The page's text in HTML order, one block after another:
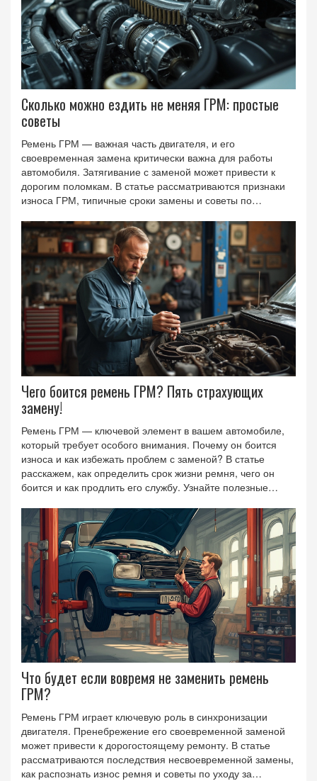
Сколько можно ездить не меняя ГРМ: простые
советы
Ремень ГРМ — важная часть двигателя, и его
своевременная замена критически важна для работы
автомобиля. Затягивание с заменой может привести к
дорогим поломкам. В статье рассматриваются признаки
износа ГРМ, типичные сроки замены и советы по
риски при игнорировании замены и рекомендации для
разных моделей машин.
Чего боится ремень ГРМ? Пять страхующих
замену!
Ремень ГРМ — ключевой элемент в вашем автомобиле,
который требует особого внимания. Почему он боится
износа и как избежать проблем с заменой? В статье
расскажем, как определить срок жизни ремня, чего он
боится и как продлить его службу. Узнайте полезные
избежать дорогостоящих ремонтных работ. Будьте всегда
на чеку, ведь своевременное вмешательство — это залог
вашего спокойствия на дороге.
Что будет если вовремя не заменить ремень
ГРМ?
Ремень ГРМ играет ключевую роль в синхронизации
двигателя. Пренебрежение его своевременной заменой
может привести к дорогостоящему ремонту. В статье
рассматриваются последствия несвоевременной замены,
как распознать износ ремня и советы по уходу за